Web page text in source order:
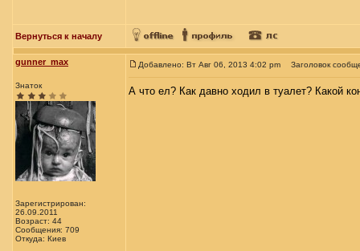
Вернуться к началу
gunner_max
Знаток
Зарегистрирован:
26.09.2011
Возраст: 44
Сообщения: 709
Откуда: Киев
Добавлено: Вт Авг 06, 2013 4:02 pm Заголовок
А что ел? Как давно ходил в туалет? Какой